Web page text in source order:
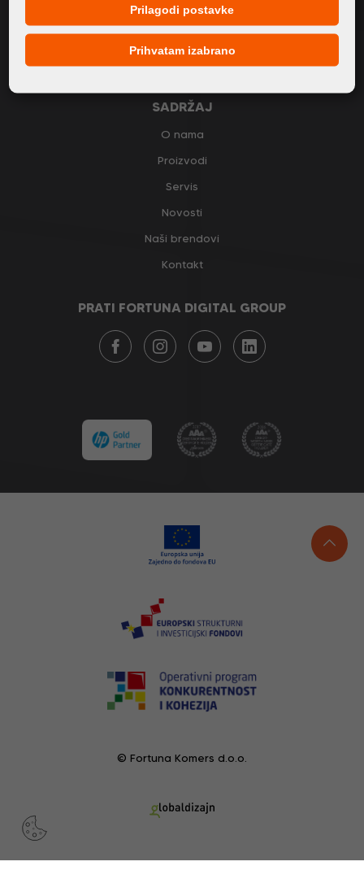
OPĆE INFORMACIJE
Politika privatnosti
Politika kolačića
SADRŽAJ
O nama
Proizvodi
Servis
Novosti
Naši brendovi
Kontakt
PRATI FORTUNA DIGITAL GROUP
© Fortuna Komers d.o.o.
Prilagodi postavke
Prihvatam izabrano